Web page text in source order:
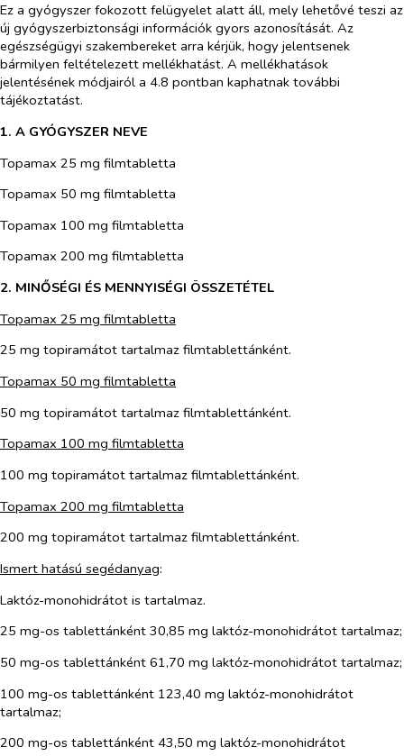
Ez a gyógyszer fokozott felügyelet alatt áll, mely lehetővé teszi az
új gyógyszerbiztonsági információk gyors azonosítását. Az
egészségügyi szakembereket arra kérjük, hogy jelentsenek
bármilyen feltételezett mellékhatást. A mellékhatások
jelentésének módjairól a 4.8 pontban kaphatnak további
tájékoztatást.
1. A GYÓGYSZER NEVE
Topamax 25 mg filmtabletta
Topamax 50 mg filmtabletta
Topamax 100 mg filmtabletta
Topamax 200 mg filmtabletta
2. MINŐSÉGI ÉS MENNYISÉGI ÖSSZETÉTEL
Topamax 25 mg filmtabletta
25 mg topiramátot tartalmaz filmtablettánként.
Topamax 50 mg filmtabletta
50 mg topiramátot tartalmaz filmtablettánként.
Topamax 100 mg filmtabletta
100 mg topiramátot tartalmaz filmtablettánként.
Topamax 200 mg filmtabletta
200 mg topiramátot tartalmaz filmtablettánként.
Ismert hatású segédanyag:
Laktóz-monohidrátot is tartalmaz.
25 mg-os tablettánként 30,85 mg laktóz-monohidrátot tartalmaz;
50 mg-os tablettánként 61,70 mg laktóz-monohidrátot tartalmaz;
100 mg-os tablettánként 123,40 mg laktóz-monohidrátot
tartalmaz;
200 mg-os tablettánként 43,50 mg laktóz-monohidrátot